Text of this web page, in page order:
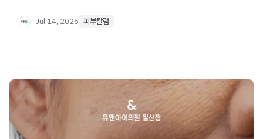
Jul 14, 2026 피부칼럼